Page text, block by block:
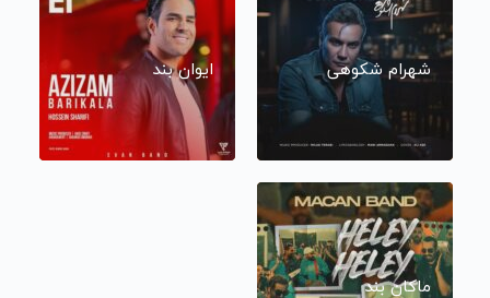
شهرام شکوهی ایوان بند
ماکان بند